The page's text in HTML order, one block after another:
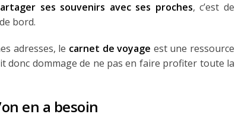
ses souvenirs avec ses proches, c’est de
bord.
adresses, le carnet de voyage est une ressource
donc dommage de ne pas en faire profiter toute la
en a besoin